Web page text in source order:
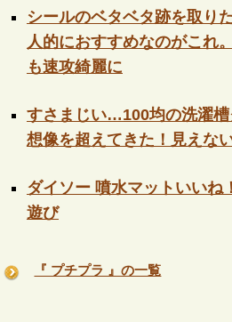
シールのベタベタ跡を取り
人的におすすめなのがこれ
も速攻綺麗に
すさまじい…100均の洗濯
想像を超えてきた！見えな
ダイソー 噴水マットいいね
遊び
『 プチプラ 』の一覧